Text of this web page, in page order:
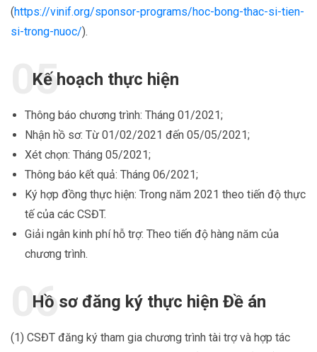
(https://vinif.org/sponsor-programs/hoc-bong-thac-si-tien-
si-trong-nuoc/).
Kế hoạch thực hiện
Thông báo chương trình: Tháng 01/2021;
Nhận hồ sơ: Từ 01/02/2021 đến 05/05/2021;
Xét chọn: Tháng 05/2021;
Thông báo kết quả: Tháng 06/2021;
Ký hợp đồng thực hiện: Trong năm 2021 theo tiến độ thực
tế của các CSĐT.
Giải ngân kinh phí hỗ trợ: Theo tiến độ hàng năm của
chương trình.
Hồ sơ đăng ký thực hiện Đề án
(1) CSĐT đăng ký tham gia chương trình tài trợ và hợp tác